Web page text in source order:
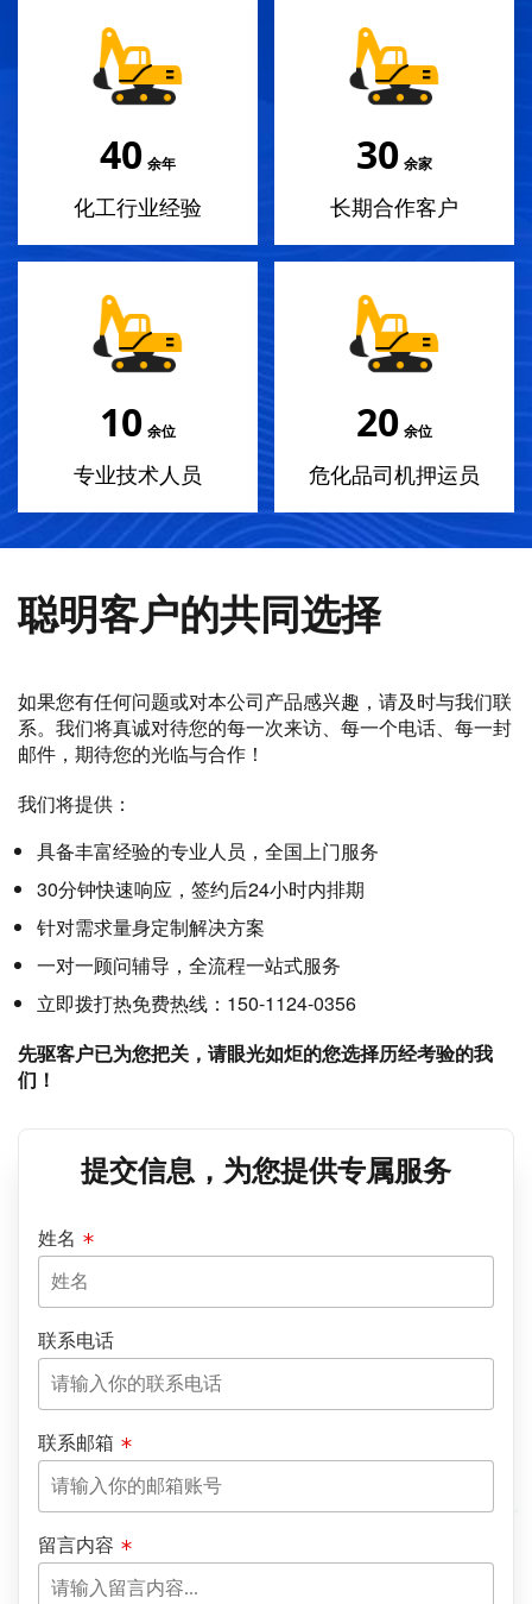
40 余年
化工行业经验
30 余家
长期合作客户
10 余位
专业技术人员
20 余位
危化品司机押运员
聪明客户的共同选择
如果您有任何问题或对本公司产品感兴趣，请及时与我们联
系。我们将真诚对待您的每一次来访、每一个电话、每一封
邮件，期待您的光临与合作！
我们将提供：
具备丰富经验的专业人员，全国上门服务
30分钟快速响应，签约后24小时内排期
针对需求量身定制解决方案
一对一顾问辅导，全流程一站式服务
立即拨打热免费热线：150-1124-0356
先驱客户已为您把关，请眼光如炬的您选择历经考验的我
们！
提交信息，为您提供专属服务
姓名
联系电话
联系邮箱
留言内容